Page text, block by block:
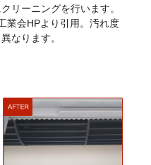
リーニングを行います。
業会HPより引用。汚れ度
なります。